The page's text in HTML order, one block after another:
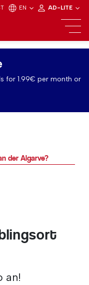
EN AD-LITE
for 1.99€ per month or
der Algarve?
an!